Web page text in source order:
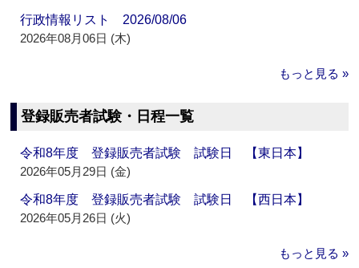
行政情報リスト 2026/08/06
2026年08月06日 (木)
もっと見る »
登録販売者試験・日程一覧
令和8年度 登録販売者試験 試験日 【東日本】
2026年05月29日 (金)
令和8年度 登録販売者試験 試験日 【西日本】
2026年05月26日 (火)
もっと見る »